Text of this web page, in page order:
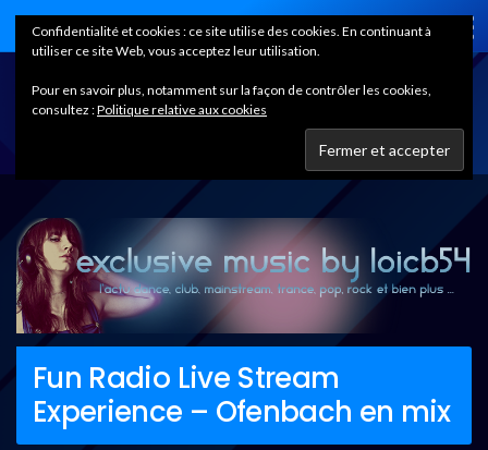
Home
Fun Radio Live Stream
Experience – Ofenbach en mix
Confidentialité et cookies : ce site utilise des cookies. En continuant à
utiliser ce site Web, vous acceptez leur utilisation.
Pour en savoir plus, notamment sur la façon de contrôler les cookies,
consultez :Politique relative aux cookies